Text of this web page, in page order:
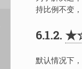
持比例不变
6.1.2.
默认情况下